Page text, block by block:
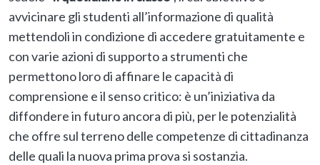
avvicinare gli studenti all’informazione di qualità
mettendoli in condizione di accedere gratuitamente e
con varie azioni di supporto a strumenti che
permettono loro di affinare le capacità di
comprensione e il senso critico: è un’iniziativa da
diffondere in futuro ancora di più, per le potenzialità
che offre sul terreno delle competenze di cittadinanza
delle quali la nuova prima prova si sostanzia.